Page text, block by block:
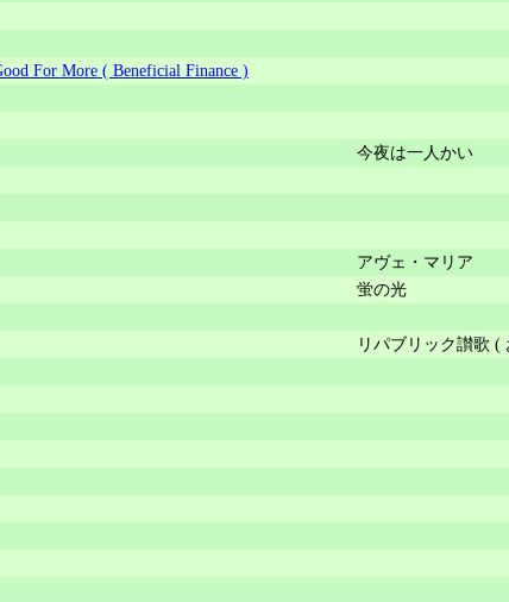
For More ( Beneficial Finance )
今夜は一人かい
アヴェ・マリア
蛍の光
リパブリック讃歌 (